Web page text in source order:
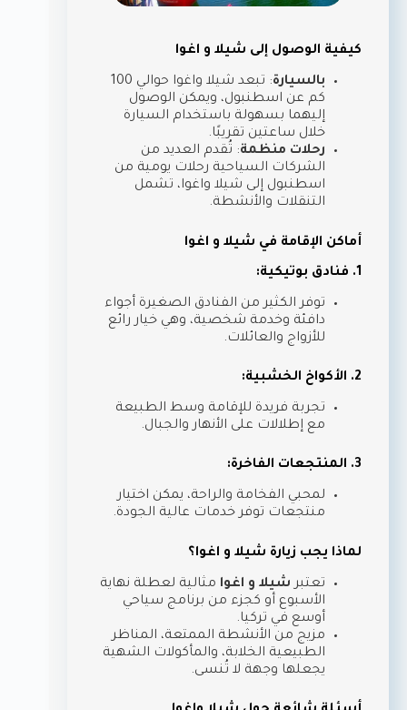
كيفية الوصول إلى شيلا و اغوا
بالسيارة
: تبعد شيلا واغوا حوالي 100
كم عن اسطنبول، ويمكن الوصول
إليهما بسهولة باستخدام السيارة
خلال ساعتين تقريبًا.
رحلات منظمة: تُقدم العديد من
الشركات السياحية رحلات يومية من
اسطنبول إلى شيلا واغوا، تشمل
التنقلات والأنشطة.
أماكن الإقامة في شيلا و اغوا
1. فنادق بوتيكية:
توفر الكثير من الفنادق الصغيرة أجواء
دافئة وخدمة شخصية، وهي خيار رائع
للأزواج والعائلات.
2. الأكواخ الخشبية:
تجربة فريدة للإقامة وسط الطبيعة
مع إطلالات على الأنهار والجبال.
3. المنتجعات الفاخرة:
لمحبي الفخامة والراحة، يمكن اختيار
منتجعات توفر خدمات عالية الجودة.
لماذا يجب زيارة شيلا و اغوا؟
تعتبر شيلا و اغوا مثالية لعطلة نهاية
الأسبوع أو كجزء من برنامج سياحي
أوسع في تركيا.
مزيج من الأنشطة الممتعة، المناظر
الطبيعية الخلابة، والمأكولات الشهية
يجعلها وجهة لا تُنسى.